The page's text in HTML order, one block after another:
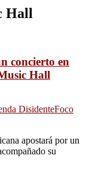
Hall
concierto en
Hall
DisidenteFoco
apostará por un
su